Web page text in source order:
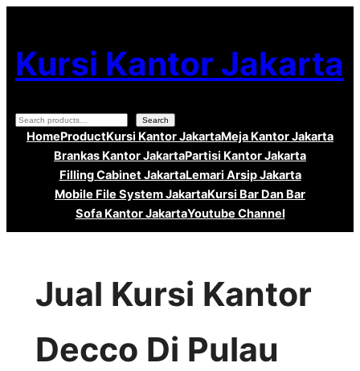
ke
konten
Kursi Kantor Jakarta
Search Search
HomeProductKursi Kantor JakartaMeja Kantor Jakarta
Brankas Kantor JakartaPartisi Kantor Jakarta
Filling Cabinet JakartaLemari Arsip Jakarta
Mobile File System JakartaKursi Bar Dan Bar
Sofa Kantor JakartaYoutube Channel
Jual Kursi Kantor
Decco Di Pulau